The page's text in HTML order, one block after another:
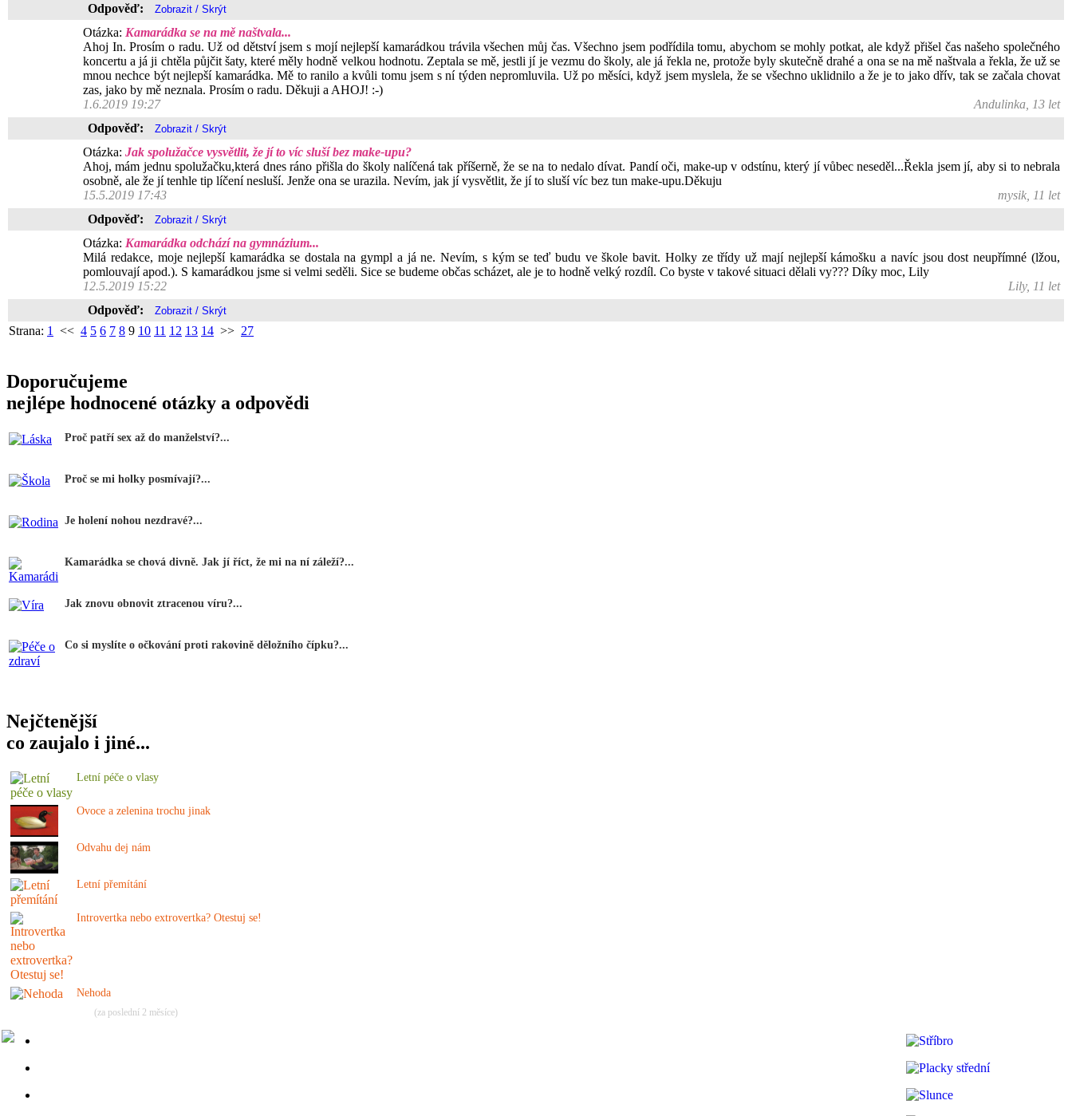
Odpověď:
Otázka: Kamarádka se na mě naštvala...
Ahoj In. Prosím o radu. Už od dětství jsem s mojí nejlepší kamarádkou trávila všechen můj čas. Všechno jsem podřídila tomu, abychom se mohly potkat, ale když přišel čas našeho společného
koncertu a já ji chtěla půjčit šaty, které měly hodně velkou hodnotu. Zeptala se mě, jestli jí je vezmu do školy, ale já řekla ne, protože byly skutečně drahé a ona se na mě naštvala a řekla, že už se
mnou nechce být nejlepší kamarádka. Mě to ranilo a kvůli tomu jsem s ní týden nepromluvila. Už po měsíci, když jsem myslela, že se všechno uklidnilo a že je to jako dřív, tak se začala chovat
zas, jako by mě neznala. Prosím o radu. Děkuji a AHOJ! :-)
1.6.2019 19:27
Andulinka, 13 let
Odpověď:
Otázka: Jak spolužačce vysvětlit, že jí to víc sluší bez make-upu?
Ahoj, mám jednu spolužačku,která dnes ráno přišla do školy nalíčená tak příšerně, že se na to nedalo dívat. Pandí oči, make-up v odstínu, který jí vůbec neseděl...Řekla jsem jí, aby si to nebrala
osobně, ale že jí tenhle tip líčení nesluší. Jenže ona se urazila. Nevím, jak jí vysvětlit, že jí to sluší víc bez tun make-upu.Děkuju
15.5.2019 17:43
mysik, 11 let
Odpověď:
Otázka: Kamarádka odchází na gymnázium...
Milá redakce, moje nejlepší kamarádka se dostala na gympl a já ne. Nevím, s kým se teď budu ve škole bavit. Holky ze třídy už mají nejlepší kámošku a navíc jsou dost neupřímné (lžou,
pomlouvají apod.). S kamarádkou jsme si velmi seděli. Sice se budeme občas scházet, ale je to hodně velký rozdíl. Co byste v takové situaci dělali vy??? Díky moc, Lily
12.5.2019 15:22
Lily, 11 let
Odpověď:
Strana: 1 << 4 5 6 7 8 9 10 11 12 13 14 >> 27
Doporučujeme
nejlépe hodnocené otázky a odpovědi
Proč patří sex až do manželství?...
Proč se mi holky posmívají?...
Je holení nohou nezdravé?...
Kamarádka se chová divně. Jak jí říct, že mi na ní záleží?...
Jak znovu obnovit ztracenou víru?...
Co si myslíte o očkování proti rakovině děložního čípku?...
Nejčtenější
co zaujalo i jiné...
Letní péče o vlasy
Ovoce a zelenina trochu jinak
Odvahu dej nám
Letní přemítání
Introvertka nebo extrovertka? Otestuj se!
Nehoda
(za poslední 2 měsíce)